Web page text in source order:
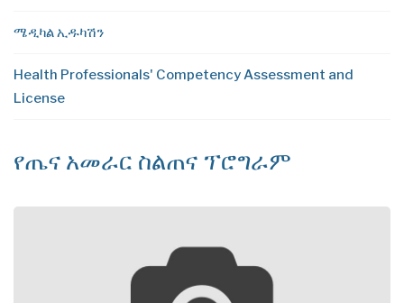
ሜዲካል ኢዱካሽን
Health Professionals' Competency Assessment and
License
የጤና አመራር ስልጠና ፕሮግራም